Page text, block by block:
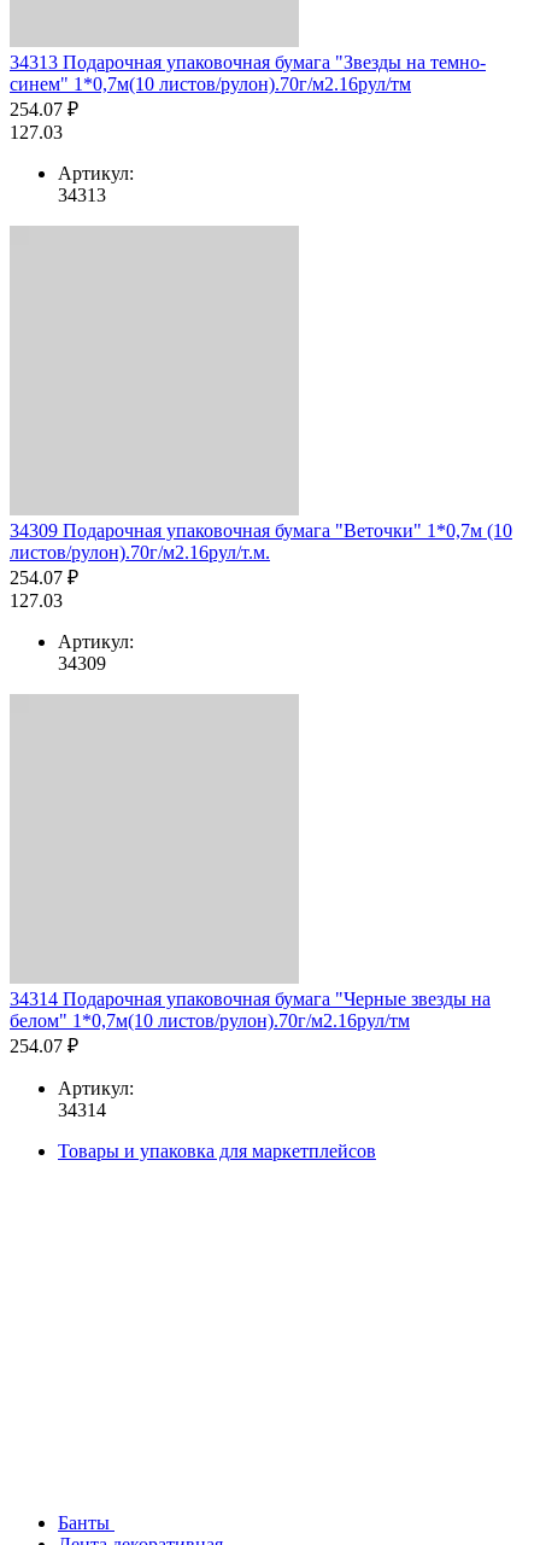
34313 Подарочная упаковочная бумага "Звезды на темно-
синем" 1*0,7м(10 листов/рулон).70г/м2.16рул/тм
254.07 ₽
127.03
Артикул:
34313
34309 Подарочная упаковочная бумага "Веточки" 1*0,7м (10
листов/рулон).70г/м2.16рул/т.м.
254.07 ₽
127.03
Артикул:
34309
34314 Подарочная упаковочная бумага "Черные звезды на
белом" 1*0,7м(10 листов/рулон).70г/м2.16рул/тм
254.07 ₽
Артикул:
34314
Товары и упаковка для маркетплейсов
Банты